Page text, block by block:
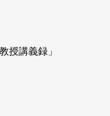
授講義録」